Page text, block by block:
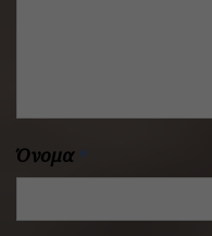
Όνομα *